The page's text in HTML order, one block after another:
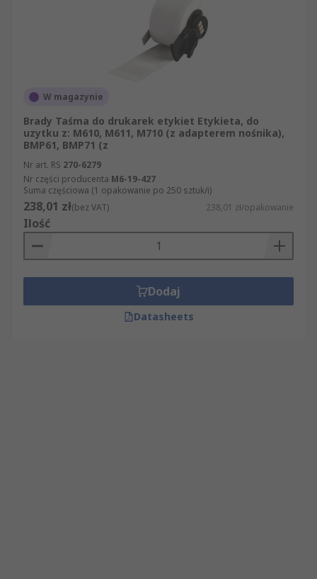
W magazynie
Brady Taśma do drukarek etykiet Etykieta, do
uzytku z: M610, M611, M710 (z adapterem nośnika),
BMP61, BMP71 (z
Nr art. RS 270-6279
Nr części producenta M6-19-427
Suma częściowa (1 opakowanie po 250 sztuk/i)
238,01 zł(bez VAT) 238,01 zł/opakowanie
Ilość
Dodaj
Datasheets